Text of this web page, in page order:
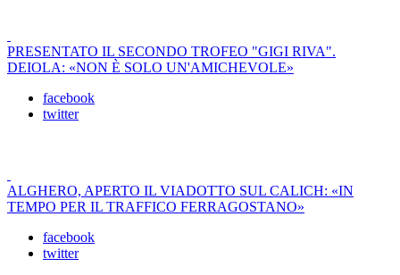
PRESENTATO IL SECONDO TROFEO "GIGI RIVA".
DEIOLA: «NON È SOLO UN'AMICHEVOLE»
facebook
twitter
ALGHERO, APERTO IL VIADOTTO SUL CALICH: «IN
TEMPO PER IL TRAFFICO FERRAGOSTANO»
facebook
twitter